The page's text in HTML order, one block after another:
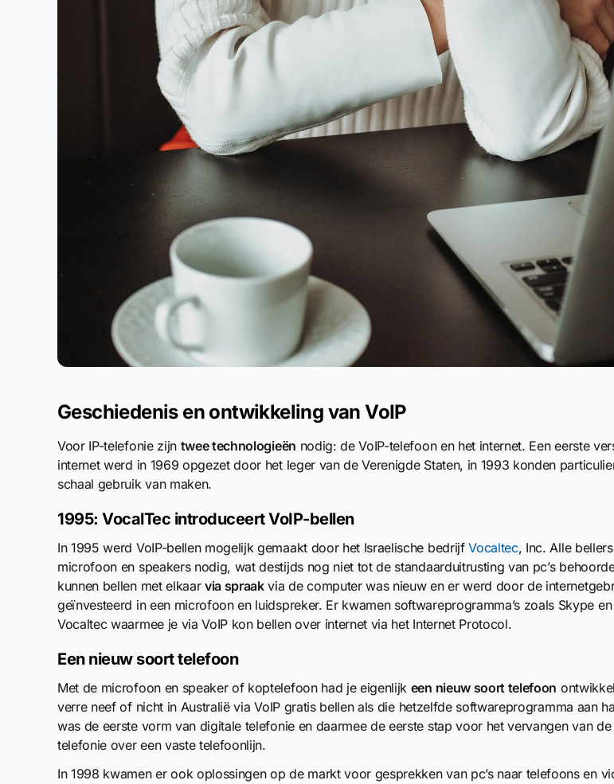
Geschiedenis en ontwikkeling van VoIP
Voor IP-telefonie zijn twee technologieën nodig: de VoIP-telefoon en het internet. Een eerste
internet werd in 1969 opgezet door het leger van de Verenigde Staten, in 1993 konden
schaal gebruik van maken.
1995: VocalTec introduceert VoIP-bellen
In 1995 werd VoIP-bellen mogelijk gemaakt door het Israelische bedrijfVocaltec, Inc. Alle
microfoon en speakers nodig, wat destijds nog niet tot de standaarduitrusting van pc’s
kunnen bellen met elkaar via spraakvia de computer was nieuw en er werd door de
geïnvesteerd in een microfoon en luidspreker. Er kwamen softwareprogramma’s zoals Skype
Vocaltec waarmee je via VoIP kon bellen over internet via het Internet Protocol.
Een nieuw soort telefoon
Met de microfoon en speaker of koptelefoon had je eigenlijk een nieuw soort telefoon
verre neef of nicht in Australië via VoIP gratis bellen als die hetzelfde softwareprogramma aan
was de eerste vorm van digitale telefonie en daarmee de eerste stap voor het vervangen van
telefonie over een vaste telefoonlijn.
In 1998 kwamen er ook oplossingen op de markt voor gesprekken van pc’s naar telefoons en